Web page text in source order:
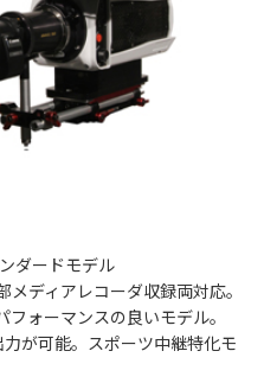
ダードモデル
ディアレコーダ収録両対応。
ォーマンスの良いモデル。
が可能。スポーツ中継特化モ